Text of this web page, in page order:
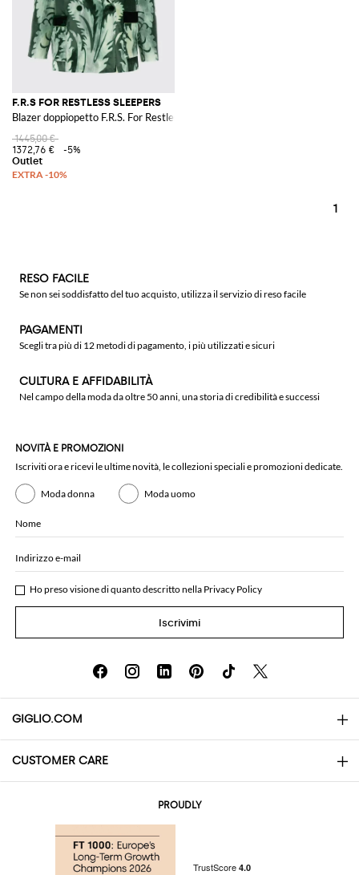
F.R.S FOR RESTLESS SLEEPERS
Blazer doppiopetto F.R.S. For Restless Sleepers in misto seta con stampa
1445,00 €
1372,76 €
-5%
1
RESO FACILE
Se non sei soddisfatto del tuo acquisto, utilizza il servizio di reso facile
PAGAMENTI
Scegli tra più di 12 metodi di pagamento, i più utilizzati e sicuri
CULTURA E AFFIDABILITÀ
Nel campo della moda da oltre 50 anni, una storia di credibilità e successi
NOVITÀ E PROMOZIONI
Iscriviti ora e ricevi le ultime novità, le collezioni speciali e promozioni dedicate.
Moda donna Moda uomo
Nome
Indirizzo e-mail
Ho preso visione di quanto descritto nella Privacy Policy
Iscrivimi
GIGLIO.COM
About
CUSTOMER CARE
PROUDLY